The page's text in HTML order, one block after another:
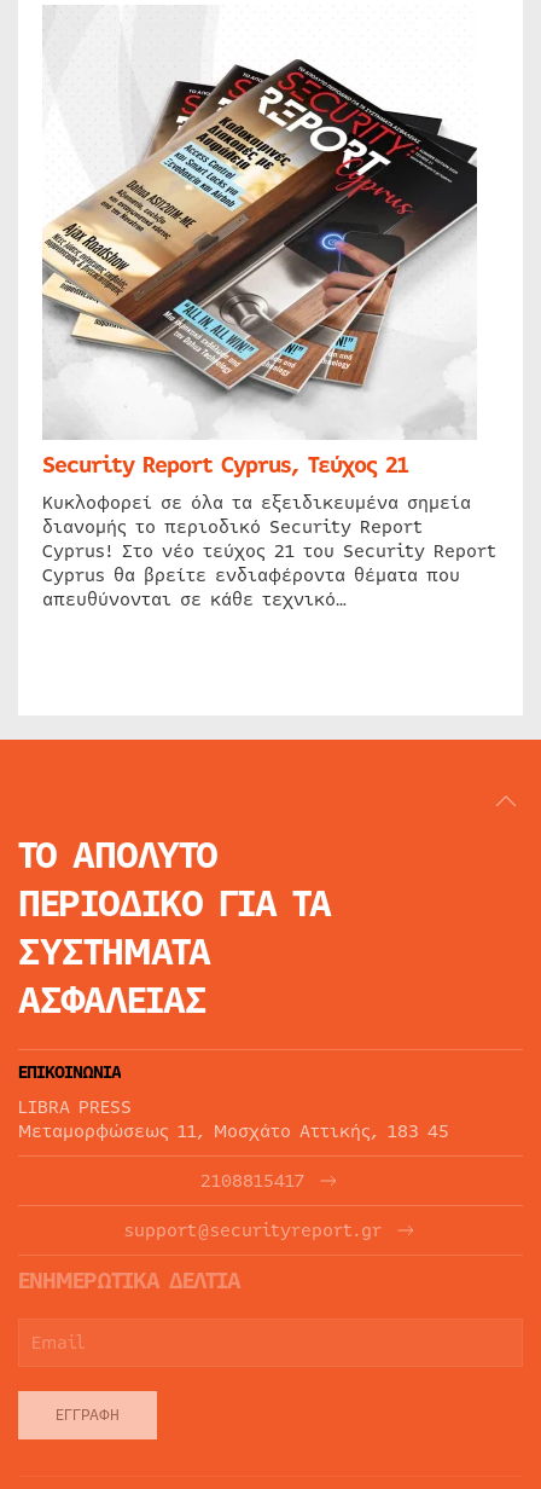
Security Report Cyprus, Τεύχος 21
Κυκλοφορεί σε όλα τα εξειδικευμένα σημεία
διανομής το περιοδικό Security Report
Cyprus! Στο νέο τεύχος 21 του Security Report
Cyprus θα βρείτε ενδιαφέροντα θέματα που
απευθύνονται σε κάθε τεχνικό…
ΤΟ ΑΠΟΛΥΤΟ
ΠΕΡΙΟΔΙΚΟ ΓΙΑ ΤΑ
ΣΥΣΤΗΜΑΤΑ
ΑΣΦΑΛΕΙΑΣ
ΕΠΙΚΟΙΝΩΝΙΑ
LIBRA PRESS
Μεταμορφώσεως 11, Μοσχάτο Αττικής, 183 45
2108815417
support@securityreport.gr
ΕΝΗΜΕΡΩΤΙΚΑ ΔΕΛΤΙΑ
ΕΓΓΡΑΦΉ